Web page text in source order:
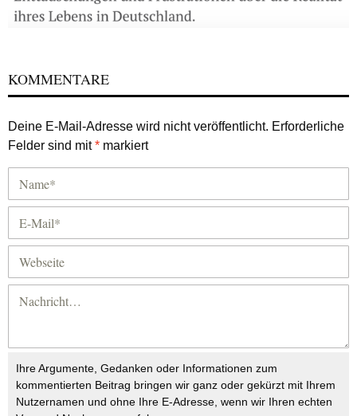
KOMMENTARE
Deine E-Mail-Adresse wird nicht veröffentlicht. Erforderliche
Felder sind mit* markiert
Ihre Argumente, Gedanken oder Informationen zum
kommentierten Beitrag bringen wir ganz oder gekürzt mit Ihrem
Nutzernamen und ohne Ihre E-Adresse, wenn wir Ihren echten